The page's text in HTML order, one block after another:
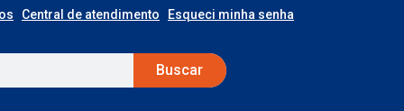
Central de atendimento Esqueci minha senha
Buscar